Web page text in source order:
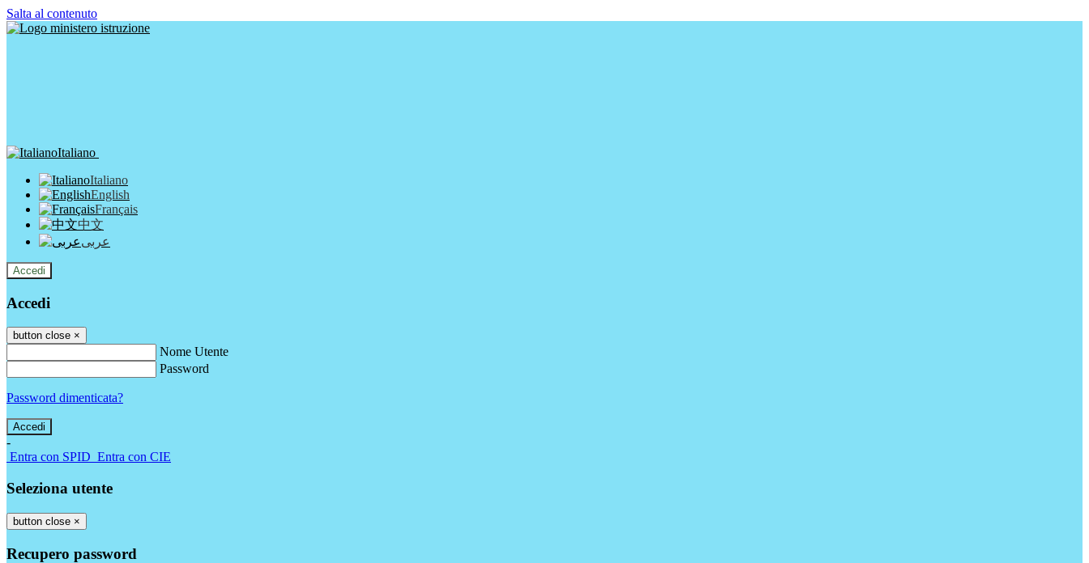
Salta al contenuto
Italiano
Italiano
English
Français
中文
عربى
Accedi
Accedi
button close ×
Nome Utente
Password
Password dimenticata?
-
Entra con SPID Entra con CIE
Seleziona utente
button close ×
Recupero password